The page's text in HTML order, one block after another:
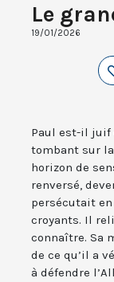
Le
19/01/2026
Paul est-il juif
tombant sur
horizon de
renversé,
persécutait
croyants. Il
connaître. Sa
de ce qu’il a
à défendre